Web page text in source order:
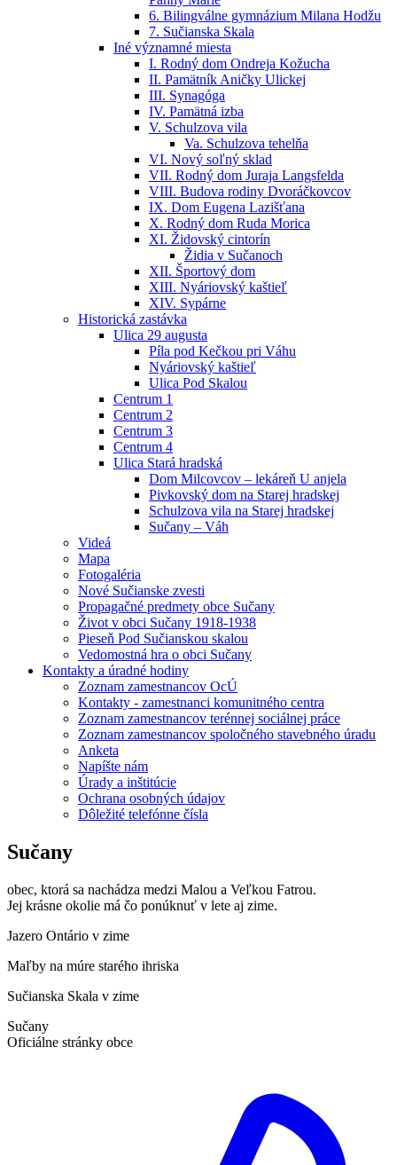
6. Bilingválne gymnázium Milana Hodžu
7. Sučianska Skala
Iné významné miesta
I. Rodný dom Ondreja Kožucha
II. Pamätník Aničky Ulickej
III. Synagóga
IV. Pamätná izba
V. Schulzova vila
Va. Schulzova tehelňa
VI. Nový soľný sklad
VII. Rodný dom Juraja Langsfelda
VIII. Budova rodiny Dvoráčkovcov
IX. Dom Eugena Lazišťana
X. Rodný dom Ruda Morica
XI. Židovský cintorín
Židia v Sučanoch
XII. Športový dom
XIII. Nyáriovský kaštieľ
XIV. Sypárne
Historická zastávka
Ulica 29 augusta
Píla pod Kečkou pri Váhu
Nyáriovský kaštieľ
Ulica Pod Skalou
Centrum 1
Centrum 2
Centrum 3
Centrum 4
Ulica Stará hradská
Dom Milcovcov – lekáreň U anjela
Pivkovský dom na Starej hradskej
Schulzova vila na Starej hradskej
Sučany – Váh
Videá
Mapa
Fotogaléria
Nové Sučianske zvesti
Propagačné predmety obce Sučany
Život v obci Sučany 1918-1938
Pieseň Pod Sučianskou skalou
Vedomostná hra o obci Sučany
Kontakty a úradné hodiny
Zoznam zamestnancov OcÚ
Kontakty - zamestnanci komunitného centra
Zoznam zamestnancov terénnej sociálnej práce
Zoznam zamestnancov spoločného stavebného úradu
Anketa
Napíšte nám
Úrady a inštitúcie
Ochrana osobných údajov
Dôležité telefónne čísla
Sučany
obec, ktorá sa nachádza medzi Malou a Veľkou Fatrou.
Jej krásne okolie má čo ponúknuť v lete aj zime.
Jazero Ontário v zime
Maľby na múre starého ihriska
Sučianska Skala v zime
Sučany
Oficiálne stránky obce